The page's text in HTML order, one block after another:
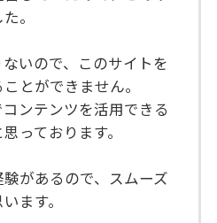
。
いので、このサイトを
とができません。
ンテンツを活用できる
っております。
があるので、スムーズ
ます。